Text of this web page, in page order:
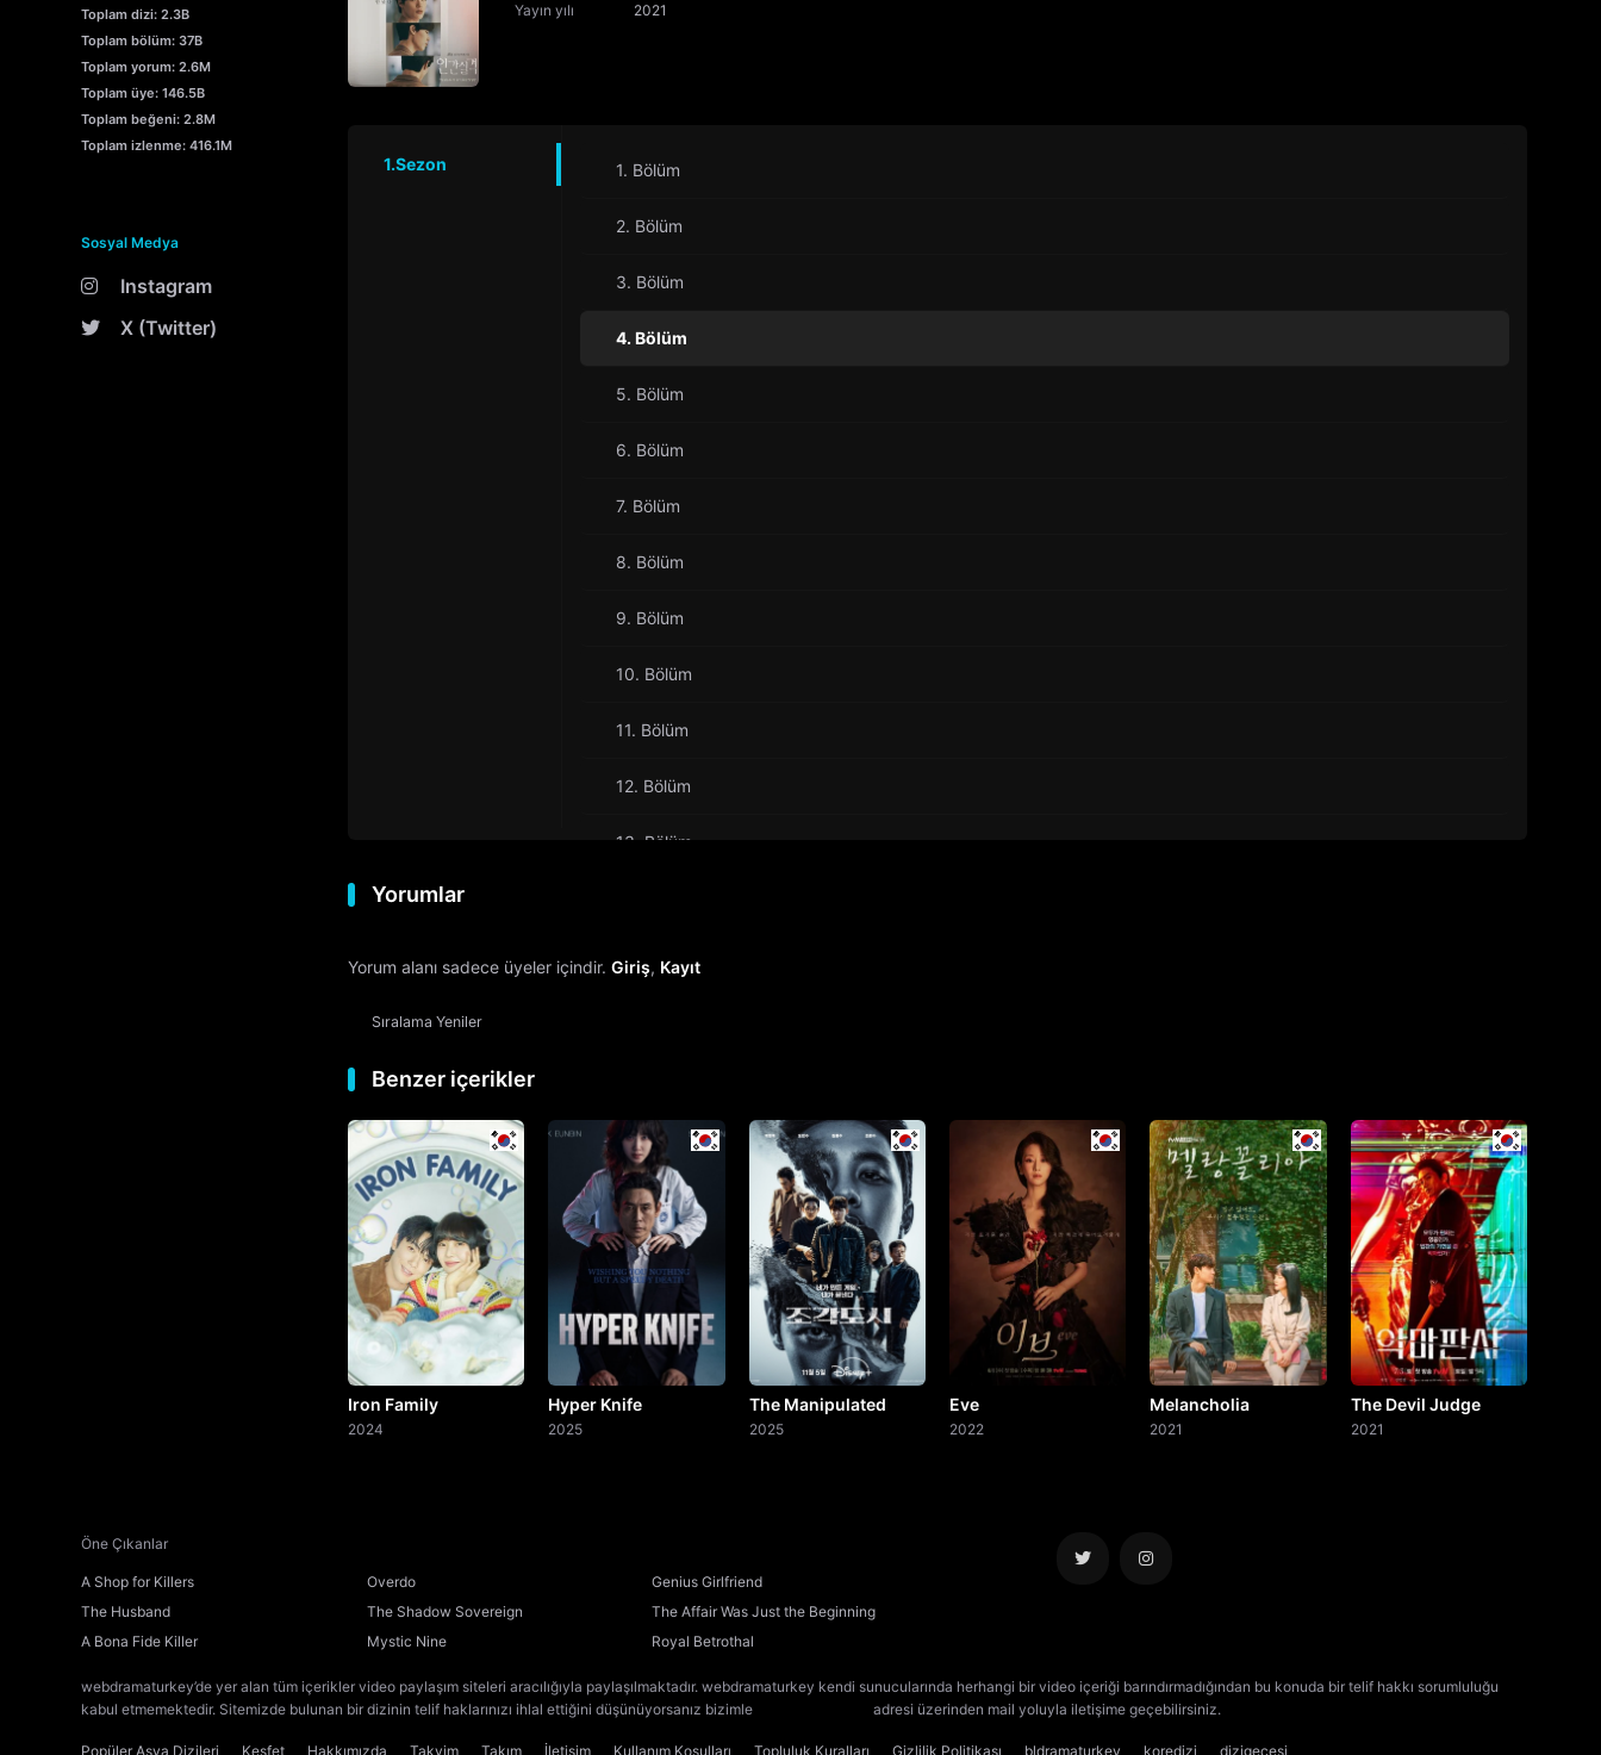
Toplam dizi: 2.3B
Toplam bölüm: 37B
Toplam yorum: 2.6M
Toplam üye: 146.5B
Toplam beğeni: 2.8M
Toplam izlenme: 416.1M
Sosyal Medya
Instagram
X (Twitter)
Yayın yılı 2021
1.Sezon 1. Bölüm
2. Bölüm
3. Bölüm
4. Bölüm
5. Bölüm
6. Bölüm
7. Bölüm
8. Bölüm
9. Bölüm
10. Bölüm
11. Bölüm
12. Bölüm
13. Bölüm
Yorumlar
Yorum alanı sadece üyeler içindir. Giriş, Kayıt
Sıralama Yeniler
Benzer içerikler
Iron Family
2024
Hyper Knife
2025
The Manipulated
2025
Eve
2022
Melancholia
2021
The Devil Judge
2021
Öne Çıkanlar
A Shop for Killers Overdo
Genius Girlfriend
The Husband
The Shadow Sovereign
The Affair Was Just the Beginning
A Bona Fide Killer
Mystic Nine Royal Betrothal
webdramaturkey’de yer alan tüm içerikler video paylaşım siteleri aracılığıyla paylaşılmaktadır. webdramaturkey kendi sunucularında herhangi bir video içeriği barındırmadığından bu konuda bir telif hakkı sorumluluğu
kabul etmemektedir. Sitemizde bulunan bir dizinin telif haklarınızı ihlal ettiğini düşünüyorsanız bizimle
adresi üzerinden mail yoluyla iletişime geçebilirsiniz.
Popüler Asya Dizileri Keşfet Hakkımızda Takvim Takım İletişim Kullanım Koşulları Topluluk Kuralları Gizlilik Politikası bldramaturkey koredizi dizigecesi